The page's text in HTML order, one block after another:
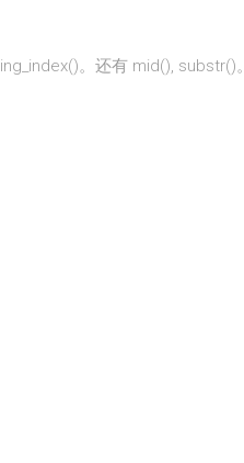
。还有 mid(), substr()。